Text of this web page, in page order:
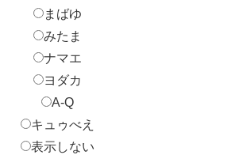
まばゆ
みたま
ナマエ
ヨダカ
A-Q
キュゥべえ
表示しない